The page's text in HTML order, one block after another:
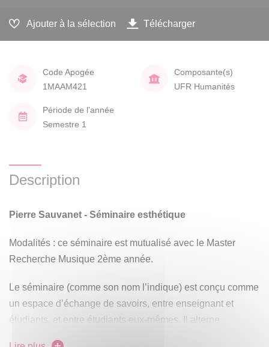
Ajouter à la sélection Télécharger
Code Apogée
1MAAM421
Composante(s)
UFR Humanités
Période de l'année
Semestre 1
Description
Pierre Sauvanet - Séminaire esthétique
Modalités : ce séminaire est mutualisé avec le Master
Recherche Musique 2ème année.
Le séminaire (comme son nom l’indique) est conçu comme
un espace d’échange de savoirs, entre enseignant et
étudiants, et entre étudiants eux-mêmes. Il alterne